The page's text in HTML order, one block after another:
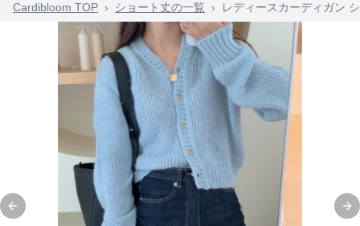
Cardibloom TOP › ショート丈の一覧 › レディースカーディガン
Previous slide